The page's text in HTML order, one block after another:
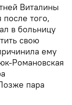
Виталины
того,
в больницу
свою
ему
Романовская
пара